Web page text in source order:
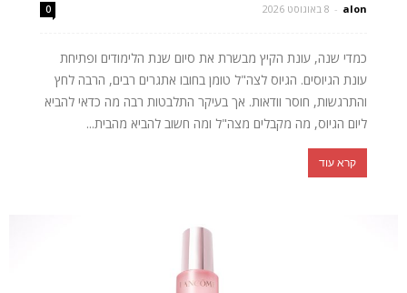
alon
- 8 באוגוסט 2026 0
כמדי שנה, עונת הקיץ מבשרת את סיום שנת הלימודים ופתיחת
עונת הגיוסים. הגיוס לצה"ל טומן בחובו אתגרים רבים, הרבה לחץ
והתרגשות, חוסר וודאות. אך בעיקר התלבטות רבה מה כדאי להביא
ליום הגיוס, מה מקבלים מצה"ל ומה חשוב להביא מהבית...
קרא עוד